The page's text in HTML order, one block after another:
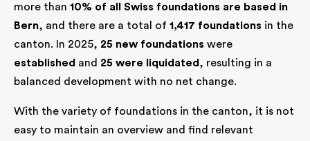
more than 10% of all Swiss foundations are based in
Bern, and there are a total of 1,417 foundations in the
canton. In 2025, 25 new foundations were
established and 25 were liquidated , resulting in a
balanced development with no net change.
With the variety of foundations in the canton, it is not
easy to maintain an overview and find relevant